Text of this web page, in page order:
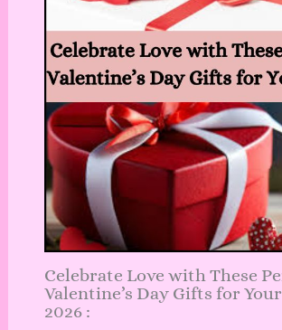
Celebrate Love with These
Valentine’s Day Gifts for
2026 :